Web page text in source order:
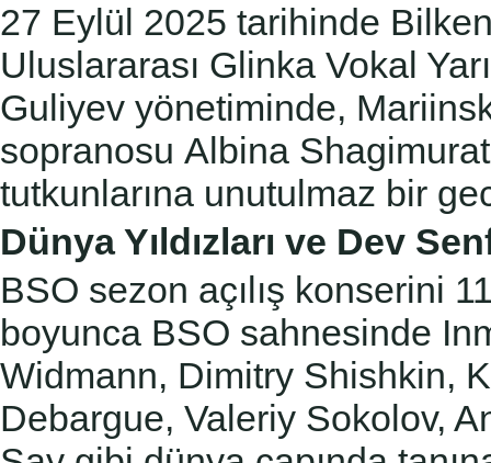
27 Eylül 2025 tarihinde
Uluslararası Glinka Vokal
Guliyev yönetiminde,
sopranosu Albina
tutkunlarına unutulmaz bir
Dünya Yıldızları ve Dev
BSO sezon açılış konserini
boyunca BSO sahnesinde
Widmann, Dimitry Shishkin,
Debargue, Valeriy Sokolov,